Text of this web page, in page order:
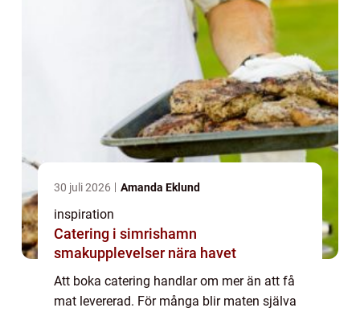
30 juli 2026 Amanda Eklund
inspiration
Catering i simrishamn
smakupplevelser nära havet
Att boka catering handlar om mer än att få
mat levererad. För många blir maten själva